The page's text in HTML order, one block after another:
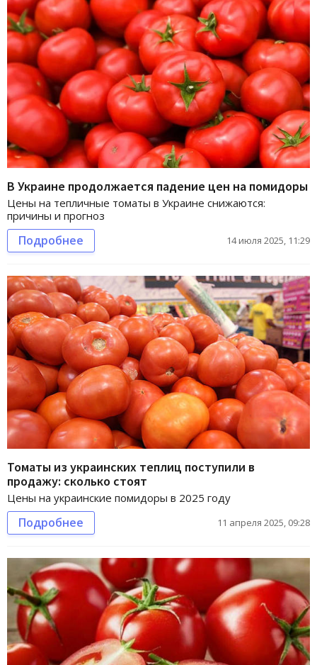
В Украине продолжается падение цен на помидоры
Цены на тепличные томаты в Украине снижаются:
причины и прогноз
Подробнее 14 июля 2025, 11:29
Томаты из украинских теплиц поступили в
продажу: сколько стоят
Цены на украинские помидоры в 2025 году
Подробнее 11 апреля 2025, 09:28